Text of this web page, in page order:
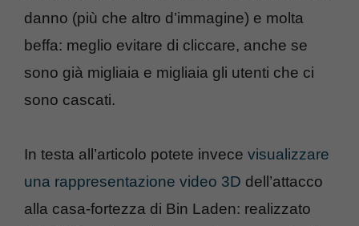
danno (più che altro d’immagine) e molta
beffa: meglio evitare di cliccare, anche se
sono già migliaia e migliaia gli utenti che ci
sono cascati.
In testa all’articolo potete invece visualizzare
una rappresentazione video 3D dell’attacco
alla casa-fortezza di Bin Laden: realizzato